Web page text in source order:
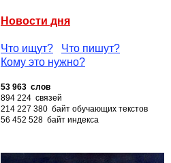
Новости дня
Что ищут?
Что пишут?
Кому это нужно?
53 963 слов
894 224 связей
214 227 380 байт обучающих текстов
56 452 528 байт индекса